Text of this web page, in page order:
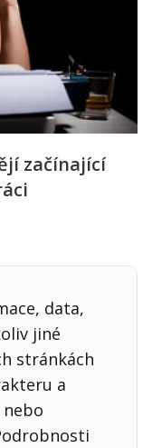
začínající
data,
jiné
stránkách
a